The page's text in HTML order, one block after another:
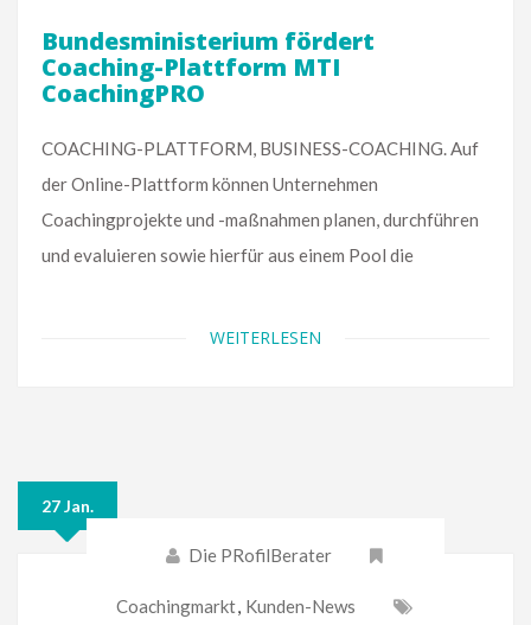
Bundesministerium fördert
Coaching-Plattform MTI
CoachingPRO
COACHING-PLATTFORM, BUSINESS-COACHING. Auf
der Online-Plattform können Unternehmen
Coachingprojekte und -maßnahmen planen, durchführen
und evaluieren sowie hierfür aus einem Pool die
WEITERLESEN
27 Jan.
Die PRofilBerater
Coachingmarkt, Kunden-News